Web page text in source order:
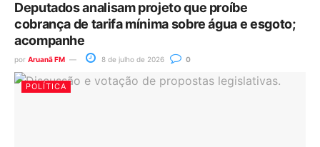
Deputados analisam projeto que proíbe
cobrança de tarifa mínima sobre água e esgoto;
acompanhe
por Aruanã FM 8 de julho de 2026 0
POLÍTICA